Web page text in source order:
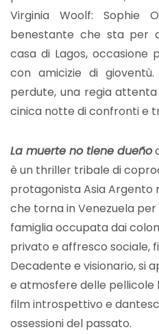
Virginia Woolf: Sophie
benestante che sta per
casa di Lagos, occasione
con amicizie di
perdute, una regia
cinica notte di confronti e
La muerte no tiene dueño
è un thriller tribale di
protagonista Asia Argento
che torna in Venezuela
famiglia occupata dai
privato e affresco sociale,
Decadente e visionario, si
e atmosfere delle pellicole
film introspettivo e
ossessioni del passato.